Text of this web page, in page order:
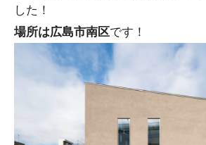
した！
場所は広島市南区です！